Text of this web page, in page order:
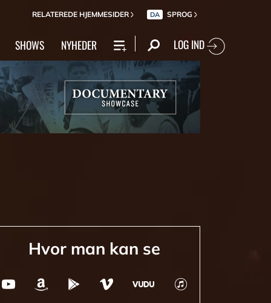
RELATEREDE HJEMMESIDER DA SPROG
SHOWS NYHEDER LOG IND
Hvor man kan se